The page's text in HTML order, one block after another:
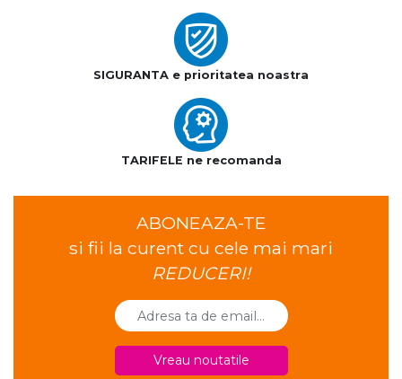
SIGURANTA e prioritatea noastra
TARIFELE ne recomanda
ABONEAZA-TE
si fii la curent cu cele mai mari
REDUCERI!
Vreau noutatile